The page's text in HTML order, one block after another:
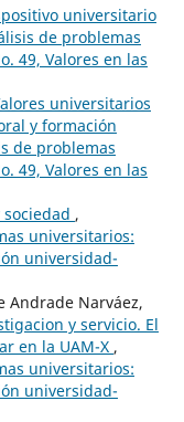
universitario
de problemas
49, Valores en las
universitarios
y formación
de problemas
49, Valores en las
,
universitarios:
universidad-
Andrade Narváez,
y servicio. El
en la UAM-X ,
universitarios:
universidad-